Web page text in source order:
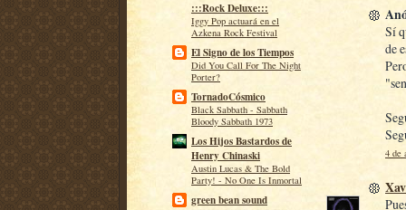
:::Rock Deluxe:::
Iggy Pop actuará en el
Azkena Rock Festival
El Signo de los Tiempos
Did You Call For The Night
Porter?
TornadoCósmico
Black Sabbath - Sabbath
Bloody Sabbath 1973
Los Hijos Bastardos de
Henry Chinaski
Austin Lucas & The Bold
Party! - No One Is Inmortal
green bean sound
Sí
de
4 de